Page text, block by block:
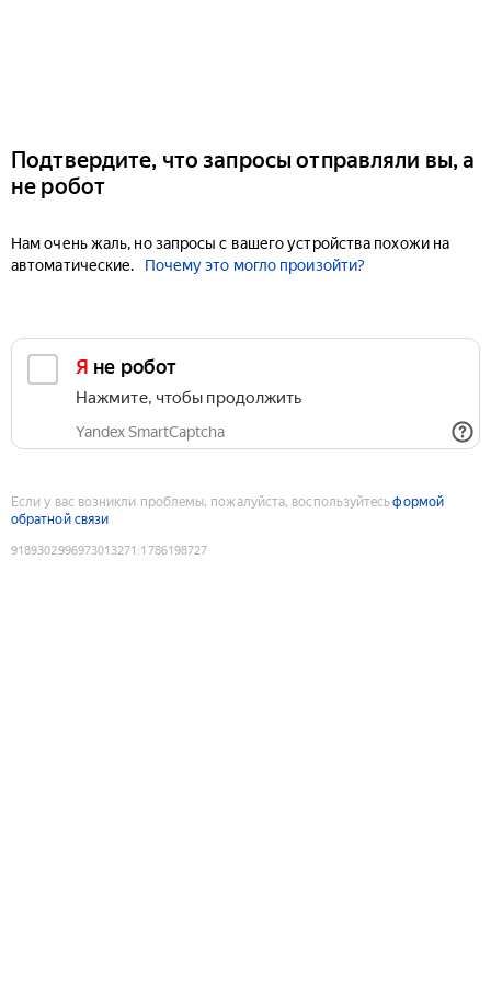
Подтвердите, что запросы отправляли вы, а
не робот
Нам очень жаль, но запросы с вашего устройства похожи на
автоматические.
Почему это могло произойти?
Я не робот
Нажмите, чтобы продолжить
Yandex SmartCaptcha
Если у вас возникли проблемы, пожалуйста, воспользуйтесьформой
обратной связи
9189302996973013271 :1786198727